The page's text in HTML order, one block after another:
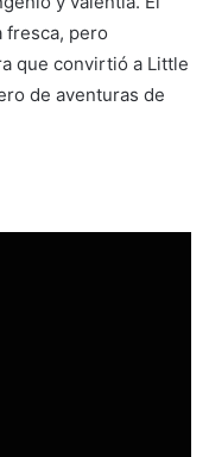
fresca, pero
que convirtió a Little
de aventuras de